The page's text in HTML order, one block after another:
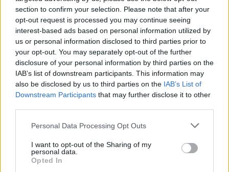
section to confirm your selection. Please note that after your
opt-out request is processed you may continue seeing
interest-based ads based on personal information utilized by
us or personal information disclosed to third parties prior to
your opt-out. You may separately opt-out of the further
disclosure of your personal information by third parties on the
IAB’s list of downstream participants. This information may
also be disclosed by us to third parties on the IAB’s List of
Downstream Participants that may further disclose it to other
Please note that this website/app uses one or more Google
not limited to your visit or usage behaviour. You may click to
grant or deny consent to Google and its third-party tags to
use your data for below specified purposes in below Google
Personal Data Processing Opt Outs
I want to opt-out of the Sharing of my
personal data.
Opted In